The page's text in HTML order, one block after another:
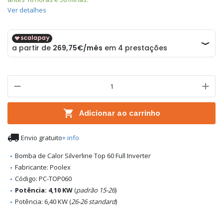
Ver detalhes
 Adicionar ao carrinho
 Envio gratuito+ info
Bomba de Calor Silverline Top 60 Full Inverter
Fabricante: Poolex
Código: PC-TOP060
Potência: 4,10 KW(padrão 15-26)
Potência: 6,40 KW (26-26 standard)